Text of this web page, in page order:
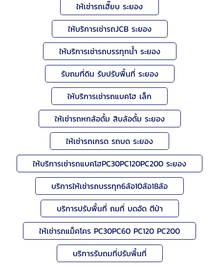
ให้เช่ารถเฮี๊ยบ ระยอง
ให้บริการเช่ารถJCB ระยอง
ให้บริการเช่ารถบรรทุกน้ำ ระยอง
รับถมที่ดิน รับปรับพื้นที่ ระยอง
ให้บริการเช่ารถแบคโฮ เล็ก
ให้เช่ารถหกล้อดั้ม สิบล้อดั้ม ระยอง
ให้เช่ารถเกรด รถบด ระยอง
ให้บริการเช่ารถแบคโฮPC30PC120PC200 ระยอง
บริการให้เช่ารถบรรทุก6ล้อ10ล้อ18ล้อ
บริการปรับพื้นที่ ถมที่ บดอัด ตีป่า
ให้เช่ารถแม็คโคร PC30PC60 PC120 PC200
บริการรับถมที่ปรับพื้นที่